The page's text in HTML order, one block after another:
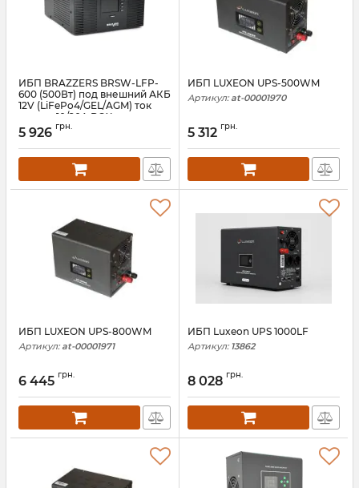
ИБП BRAZZERS BRSW-LFP-
600 (500Вт) под внешний АКБ
12V (LiFePo4/GEL/AGM) ток
заряда 10/20A BOX
Артикул: 06806
5 926 грн.
ИБП LUXEON UPS-500WM
Артикул: at-00001970
5 312 грн.
ИБП LUXEON UPS-800WM
Артикул: at-00001971
6 445 грн.
ИБП Luxeon UPS 1000LF
Артикул: 13862
8 028 грн.